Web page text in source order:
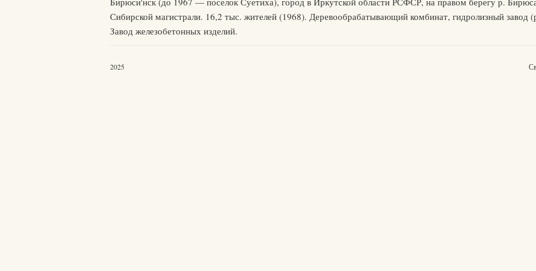
Сибирской магистрали. 16,2 тыс. жителей (1968). Деревообрабатывающий комбинат, гидролизный завод
Завод железобетонных изделий.
2025